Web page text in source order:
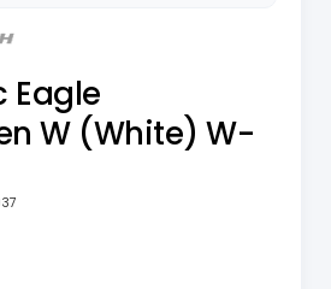
Eagle
W (White) W-